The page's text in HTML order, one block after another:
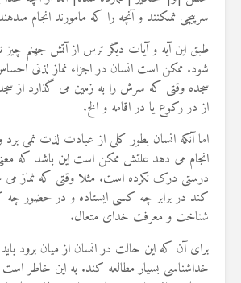
سرپیچى نمى‏کنند و آنچه را که مامورند انجام
طبق این آیه و آیات دیگر ترس از آتش جهنم
شود. ممکن است انسان در اجزاء نماز لذتی
سجده وقتی که سرش را به زمین می گذارد از
از در رکوع یا در اقامه و الخ.
اما آنکه انسان بطور کلی از عبادت لذت نمی
انجام می دهد علتش ممکن است این باشد که
درستی درک نکرده است. مثلا وقتی که نماز می
کند در برابر چه کسی ایستاده و در حضور
شناخت و معرفت خدای متعال.
برای آن که این حالت در انسان از میان برود
خداشناسی بسیار مطالعه کند. به این خاطر
19 جولای 2026
36 نمایش ها